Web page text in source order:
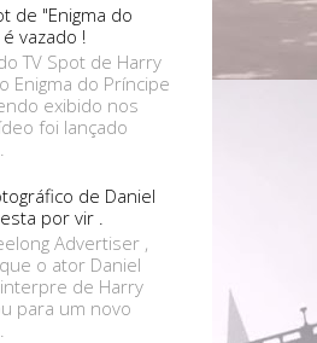
de "Enigma do
vazado !
TV Spot de Harry
Enigma do Príncipe
exibido nos
foi lançado
de Daniel
por vir .
Advertiser ,
o ator Daniel
de Harry
para um novo